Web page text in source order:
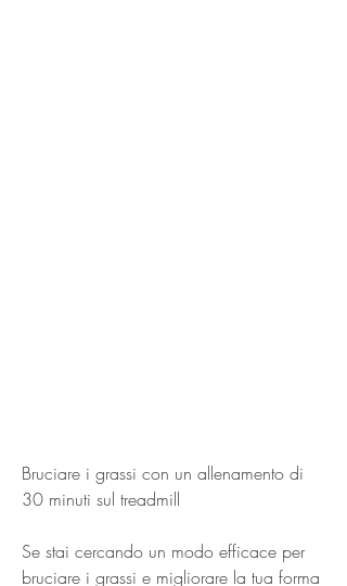
Bruciare i grassi con un allenamento di
30 minuti sul treadmill
Se stai cercando un modo efficace per
bruciare i grassi e migliorare la tua forma